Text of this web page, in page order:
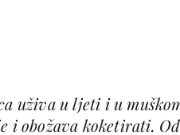
uživa u ljeti i u
i obožava koketirati.
Viber